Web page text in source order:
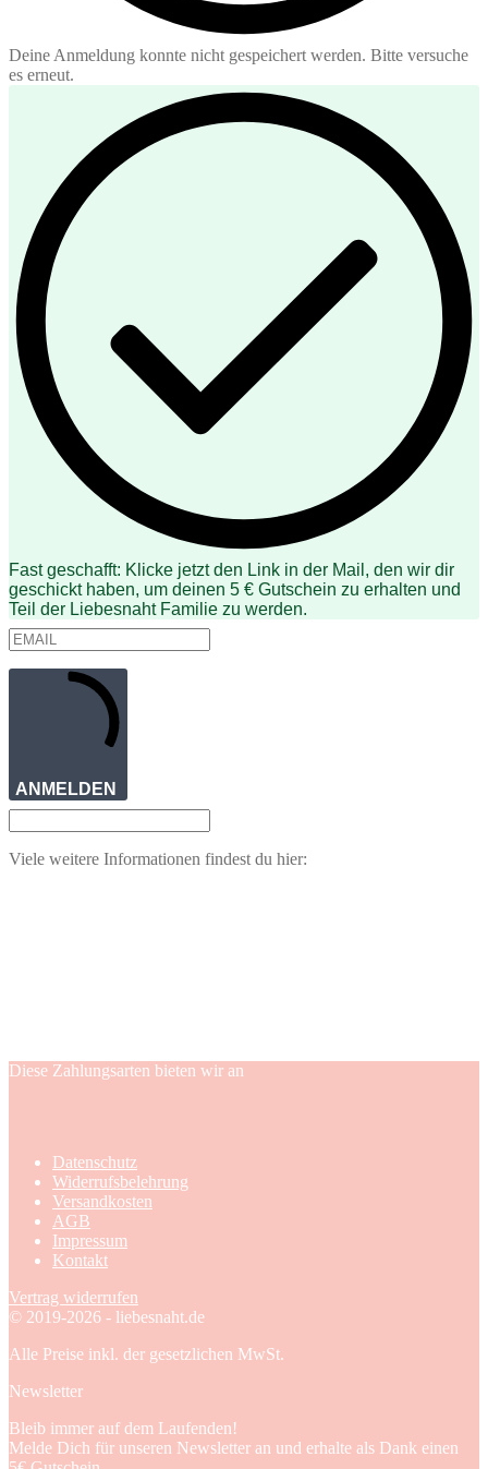
Deine Anmeldung konnte nicht gespeichert werden. Bitte versuche
es erneut.
Fast geschafft: Klicke jetzt den Link in der Mail, den wir dir
geschickt haben, um deinen 5 € Gutschein zu erhalten und
Teil der Liebesnaht Familie zu werden.
ANMELDEN
Viele weitere Informationen findest du hier:
Diese Zahlungsarten bieten wir an
Datenschutz
Widerrufsbelehrung
Versandkosten
AGB
Impressum
Kontakt
Vertrag widerrufen
© 2019-2026 - liebesnaht.de
Alle Preise inkl. der gesetzlichen MwSt.
Newsletter
Bleib immer auf dem Laufenden!
Melde Dich für unseren Newsletter an und erhalte als Dank einen